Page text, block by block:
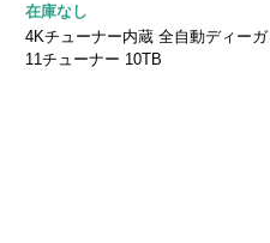
在庫なし
4Kチューナー内蔵 全自動ディーガ
11チューナー 10TB